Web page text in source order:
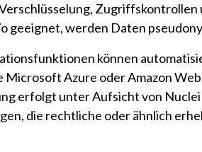
geeignet, werden Daten
können
Azure oder Amazon
erfolgt unter Aufsicht von
die rechtliche oder ähnlich